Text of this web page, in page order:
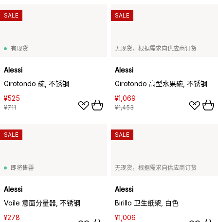
有现货
Alessi
Girotondo 碗, 不锈钢
¥525
¥711
SALE
无现货，根据需求向供应商订货
Alessi
Girotondo 高型水果碗, 不锈钢
¥1,069
¥1,453
SALE
即将售罄
Alessi
Voile 意面分量器, 不锈钢
¥278
SALE
无现货，根据需求向供应商订货
Alessi
Birillo 卫生纸架, 白色
¥1,006
SALE